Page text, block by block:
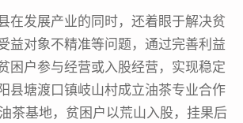
在发展产业的同时，还着眼于解决贫
益对象不精准等问题，通过完善利益
困户参与经营或入股经营，实现稳定
县塘渡口镇岐山村成立油茶专业合作
茶基地，贫困户以荒山入股，挂果后